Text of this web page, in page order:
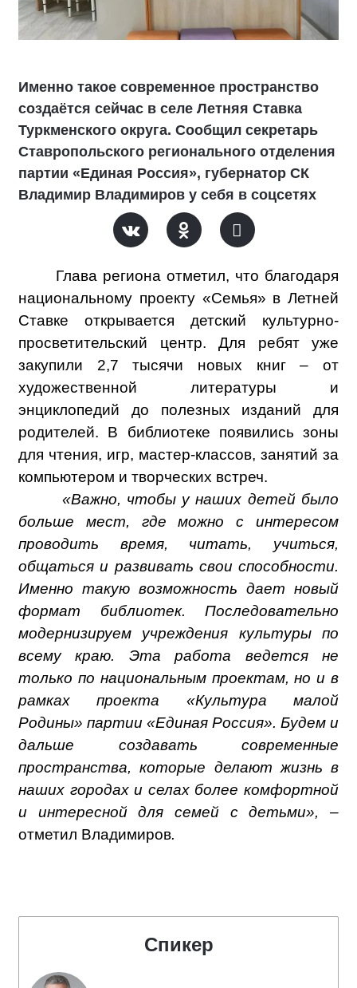
Именно такое современное пространство
создаётся сейчас в селе Летняя Ставка
Туркменского округа. Сообщил секретарь
Ставропольского регионального отделения
партии «Единая Россия», губернатор СК
Владимир Владимиров у себя в соцсетях
Глава региона отметил, что благодаря
национальному проекту «Семья» в Летней
Ставке открывается детский культурно-
просветительский центр. Для ребят уже
закупили 2,7 тысячи новых книг – от
художественной литературы и
энциклопедий до полезных изданий для
родителей. В библиотеке появились зоны
для чтения, игр, мастер-классов, занятий за
компьютером и творческих встреч.
«Важно, чтобы у наших детей было
больше мест, где можно с интересом
проводить время, читать, учиться,
общаться и развивать свои способности.
Именно такую возможность дает новый
формат библиотек. Последовательно
модернизируем учреждения культуры по
всему краю. Эта работа ведется не
только по национальным проектам, но и в
рамках проекта «Культура малой
Родины» партии «Единая Россия». Будем и
дальше создавать современные
пространства, которые делают жизнь в
наших городах и селах более комфортной
и интересной для семей с детьми», –
отметил Владимиров.
Спикер